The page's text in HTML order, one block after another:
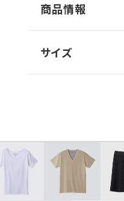
商品情報
サイズ